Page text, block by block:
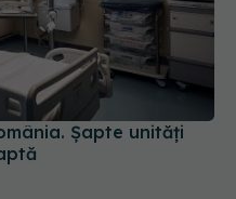
Șapte unități